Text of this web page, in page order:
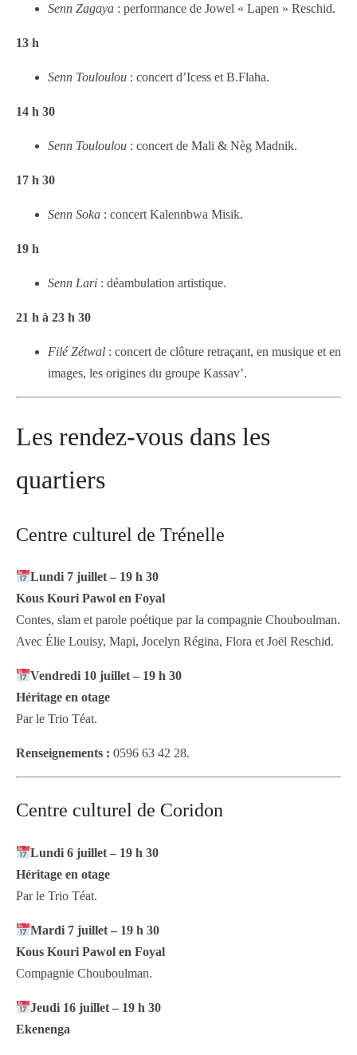
Senn Zagaya : performance de Jowel « Lapen » Reschid.
13 h
Senn Touloulou : concert d’Icess et B.Flaha.
14 h 30
Senn Touloulou : concert de Mali & Nèg Madnik.
17 h 30
Senn Soka : concert Kalennbwa Misik.
19 h
Senn Lari : déambulation artistique.
21 h à 23 h 30
Filé Zétwal : concert de clôture retraçant, en musique et en
images, les origines du groupe Kassav’.
Les rendez-vous dans les
quartiers
Centre culturel de Trénelle
Lundi 7 juillet – 19 h 30
Kous Kouri Pawol en Foyal
Contes, slam et parole poétique par la compagnie Chouboulman.
Avec Élie Louisy, Mapi, Jocelyn Régina, Flora et Joël Reschid.
Vendredi 10 juillet – 19 h 30
Héritage en otage
Par le Trio Téat.
Renseignements : 0596 63 42 28.
Centre culturel de Coridon
Lundi 6 juillet – 19 h 30
Héritage en otage
Par le Trio Téat.
Mardi 7 juillet – 19 h 30
Kous Kouri Pawol en Foyal
Compagnie Chouboulman.
Jeudi 16 juillet – 19 h 30
Ekenenga